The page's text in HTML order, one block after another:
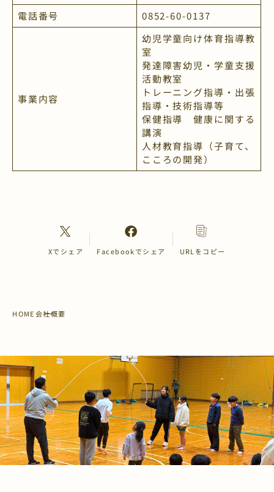
電話番号
0852-60-0137
事業内容
幼児学童向け体育指導教
室
発達障害幼児・学童支援
活動教室
トレーニング指導・出張
指導・技術指導等
保健指導 健康に関する
講演
人材教育指導（子育て、
こころの開発）
Xでシェア Facebookでシェア URLをコピー
HOME会社概要